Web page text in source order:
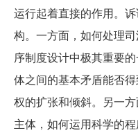
运行起着直接的作用。
构。一方面，如何处理
序制度设计中极其重要
体之间的基本矛盾能否
权的扩张和倾斜。另一
主体，如何运用科学的